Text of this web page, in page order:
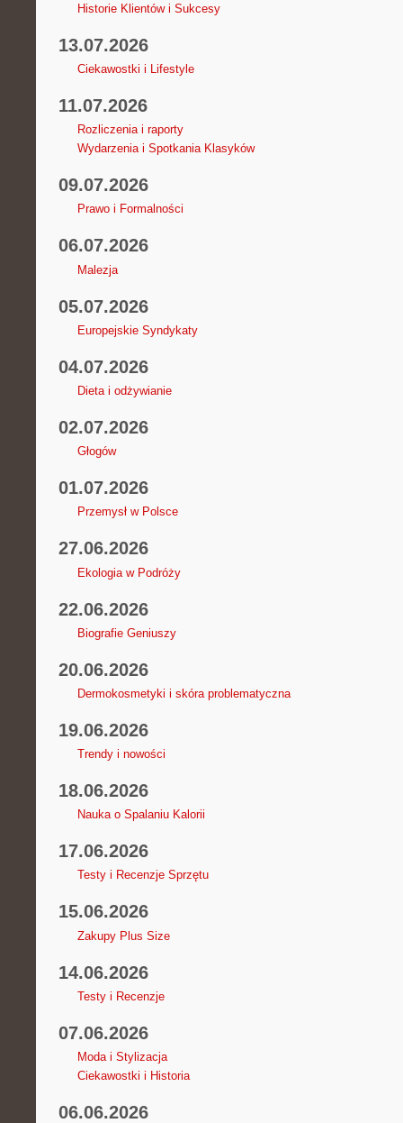
Historie Klientów i Sukcesy
13.07.2026
Ciekawostki i Lifestyle
11.07.2026
Rozliczenia i raporty
Wydarzenia i Spotkania Klasyków
09.07.2026
Prawo i Formalności
06.07.2026
Malezja
05.07.2026
Europejskie Syndykaty
04.07.2026
Dieta i odżywianie
02.07.2026
Głogów
01.07.2026
Przemysł w Polsce
27.06.2026
Ekologia w Podróży
22.06.2026
Biografie Geniuszy
20.06.2026
Dermokosmetyki i skóra problematyczna
19.06.2026
Trendy i nowości
18.06.2026
Nauka o Spalaniu Kalorii
17.06.2026
Testy i Recenzje Sprzętu
15.06.2026
Zakupy Plus Size
14.06.2026
Testy i Recenzje
07.06.2026
Moda i Stylizacja
Ciekawostki i Historia
06.06.2026